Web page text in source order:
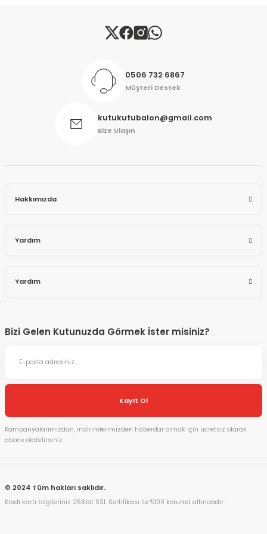
Gönder
0506 732 6867
Müşteri Destek
kutukutubalon@gmail.com
Bize Ulaşın
Hakkımızda
Yardım
Yardım
Bizi Gelen Kutunuzda Görmek İster misiniz?
Kayıt Ol
Kampanyalarımızdan, indirimlerimizden haberdar olmak için ücretsiz olarak
abone olabilirsiniz.
© 2024 Tüm hakları saklıdır.
Kredi kartı bilgileriniz 256bit SSL Sertifikası ile %100 koruma altındadır.